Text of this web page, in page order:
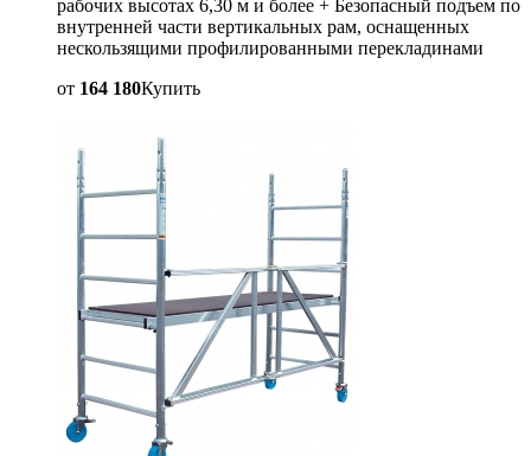
рабочих высотах 6,30 м и более + Безопасный подъем по
внутренней части вертикальных рам, оснащенных
нескользящими профилированными перекладинами
от 164 180Купить